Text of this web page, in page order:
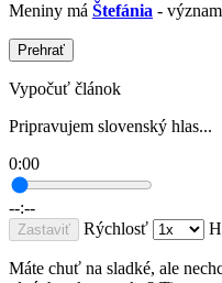
Meniny má Štefánia -
Prehrať
Vypočuť článok
Pripravujem slovenský hlas...
0:00
--:--
Zastaviť Rýchlosť
Máte chuť na sladké, ale